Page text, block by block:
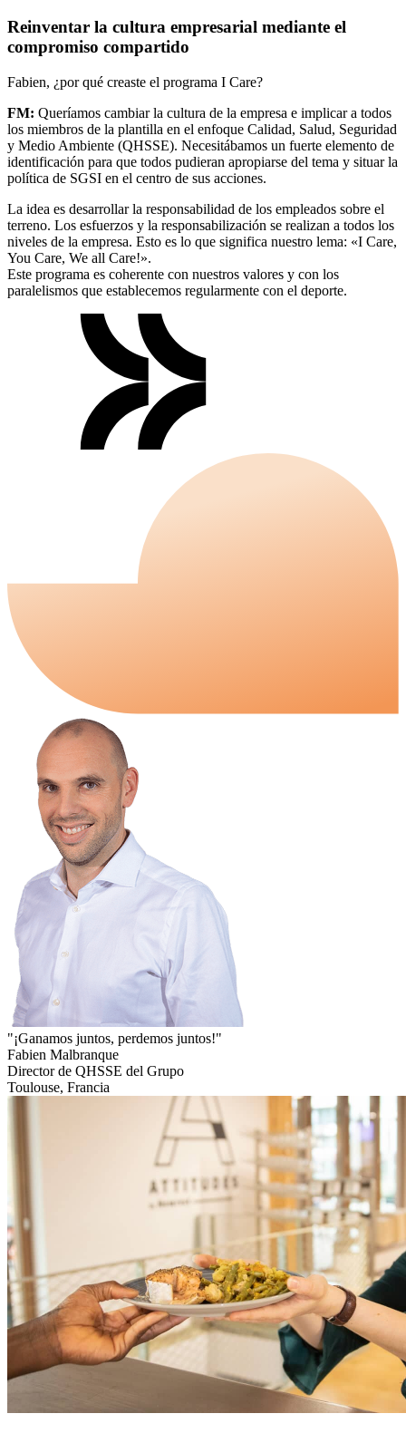
Reinventar la cultura empresarial mediante el
compromiso compartido
Fabien, ¿por qué creaste el programa I Care?
FM: Queríamos cambiar la cultura de la empresa e implicar a todos
los miembros de la plantilla en el enfoque Calidad, Salud, Seguridad
y Medio Ambiente (QHSSE). Necesitábamos un fuerte elemento de
identificación para que todos pudieran apropiarse del tema y situar la
política de SGSI en el centro de sus acciones.
La idea es desarrollar la responsabilidad de los empleados sobre el
terreno. Los esfuerzos y la responsabilización se realizan a todos los
niveles de la empresa. Esto es lo que significa nuestro lema: «I Care,
You Care, We all Care!».
Este programa es coherente con nuestros valores y con los
paralelismos que establecemos regularmente con el deporte.
"¡Ganamos juntos, perdemos juntos!"
Fabien Malbranque
Director de QHSSE del Grupo
Toulouse, Francia